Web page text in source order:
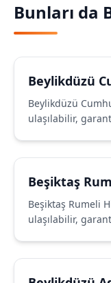
Bunları da
Beylikdüzü
Beylikdüzü
ulaşılabilir,
Beşiktaş
Beşiktaş Rumeli
ulaşılabilir,